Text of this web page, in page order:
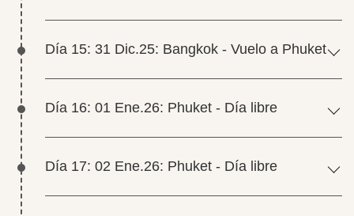
Día 15: 31 Dic.25: Bangkok - Vuelo a Phuket
Día 16: 01 Ene.26: Phuket - Día libre
Día 17: 02 Ene.26: Phuket - Día libre